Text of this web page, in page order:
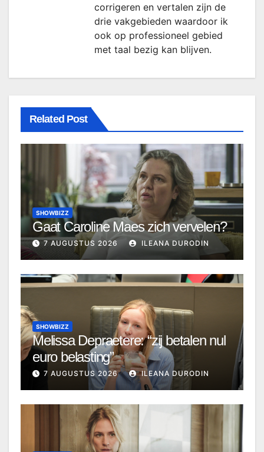
corrigeren en vertalen zijn de
drie vakgebieden waardoor ik
ook op professioneel gebied
met taal bezig kan blijven.
Related Post
SHOWBIZZ
Gaat Caroline Maes zich vervelen?
7 AUGUSTUS 2026 ILEANA DURODIN
SHOWBIZZ
Melissa Depraetere: “zij betalen nul
euro belasting”
7 AUGUSTUS 2026 ILEANA DURODIN